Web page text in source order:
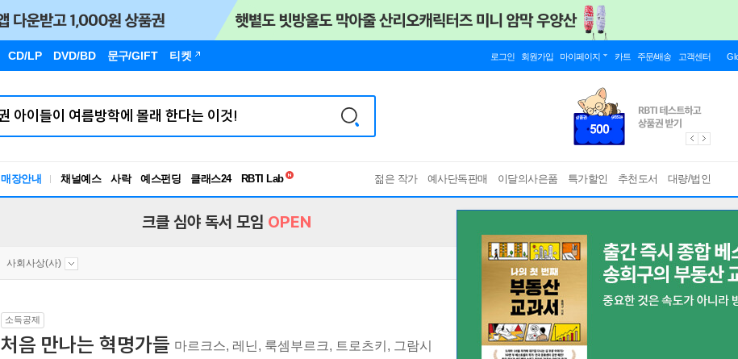
CD/LP DVD/BD 문구/GIFT 티켓 로그인 회원가입 마이페이지 카트 주문/배송 고객센터
매장안내 채널예스 사락 예스펀딩 클래스24
RBTI Lab
독서유형검사
젊은 작가 예사단독판매 이달의사은품 특가할인 추천도서 대량/법인
크클 심야 독서 모임 OPEN
사회사상(사)
소득공제
처음 만나는 혁명가들 마르크스, 레닌, 룩셈부르크, 트로츠키, 그람시